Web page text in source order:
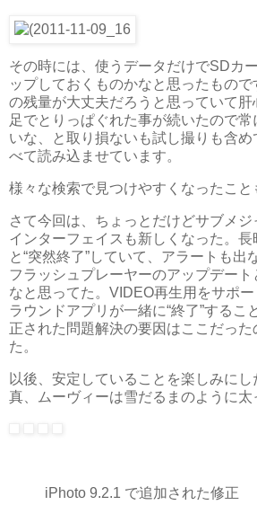
その時には、使うデータだけでSDカ
ップしておくものかなと思ったもの
の残量が大丈夫だろうと思っていて
足でとりっぱぐれた事が続いたので
いな、と取り損ないも試し撮りも含
べて読み込ませています。
様々な検索で見つけやすくなったこと
さて今回は、ちょっとだけどサブメジ
インターフェイスも新しくなった。
と“突然終了”していて、アラートも出
フラッシュプレーヤーのアップデー
なと思ってた。VIDEO再生用をサポ
ラウンドアプリが一緒に“終了”するこ
正された問題解決の要因はここだった
た。
以後、安定していることを楽しみに
真、ムーヴィーは雪だるまのように太
iPhoto 9.2.1 で追加された修正